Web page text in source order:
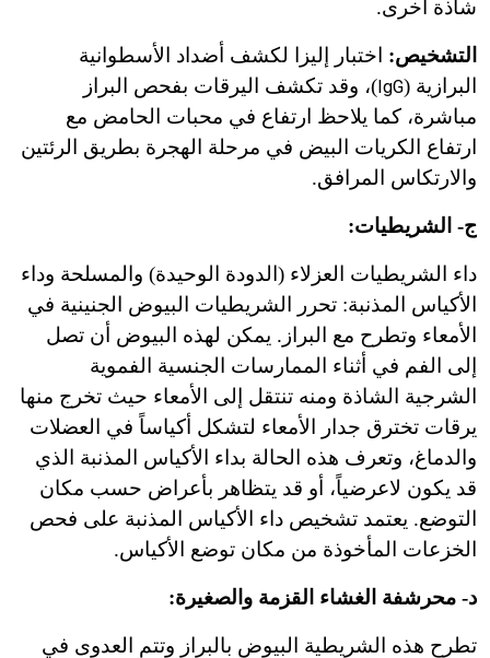
شاذة أخرى.
التشخيص: اختبار إليزا لكشف أضداد الأسطوانية
البرازية (IgG)، وقد تكشف اليرقات بفحص البراز
مباشرة، كما يلاحظ ارتفاع في محبات الحامض مع
ارتفاع الكريات البيض في مرحلة الهجرة بطريق الرئتين
والارتكاس المرافق.
ج- الشريطيات:
داء الشريطيات العزلاء (الدودة الوحيدة) والمسلحة وداء
الأكياس المذنبة: تحرر الشريطيات البيوض الجنينية في
الأمعاء وتطرح مع البراز. يمكن لهذه البيوض أن تصل
إلى الفم في أثناء الممارسات الجنسية الفموية
الشرجية الشاذة ومنه تنتقل إلى الأمعاء حيث تخرج منها
يرقات تخترق جدار الأمعاء لتشكل أكياساً في العضلات
والدماغ، وتعرف هذه الحالة بداء الأكياس المذنبة الذي
قد يكون لاعرضياً، أو قد يتظاهر بأعراض حسب مكان
التوضع. يعتمد تشخيص داء الأكياس المذنبة على فحص
الخزعات المأخوذة من مكان توضع الأكياس.
د- محرشفة الغشاء القزمة والصغيرة:
تطرح هذه الشريطية البيوض بالبراز وتتم العدوى في